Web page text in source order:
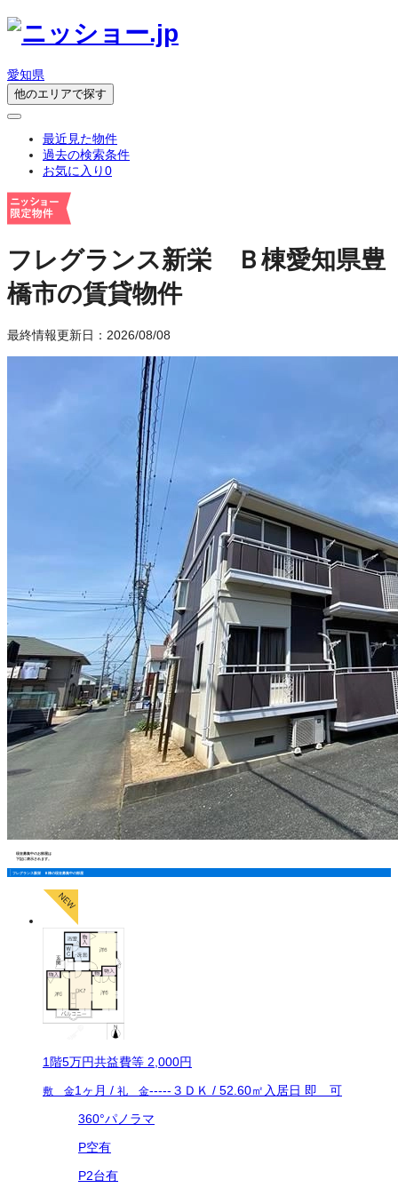
愛知県
他のエリアで探す
最近見た物件
過去の検索条件
お気に入り0
フレグランス新栄 Ｂ棟愛知県豊
橋市の賃貸物件
最終情報更新日：2026/08/08
現在募集中のお部屋は
下記に表示されます。
フレグランス新栄 Ｂ棟の現在募集中の部屋
1階5万円共益費等 2,000円
敷 金1ヶ月 / 礼 金----- ３ＤＫ / 52.60㎡ 入居日 即 可
360°パノラマ
P空有
P2台有